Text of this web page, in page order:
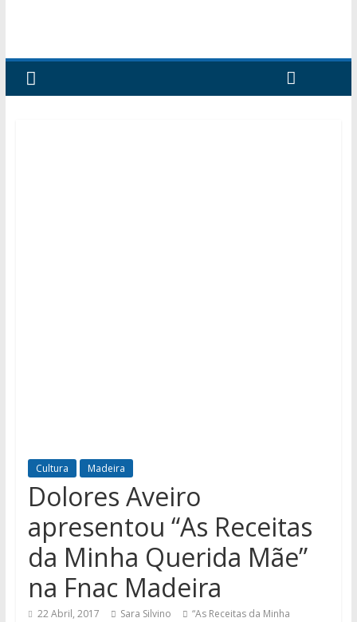
Cultura Madeira
Dolores Aveiro
apresentou “As Receitas
da Minha Querida Mãe”
na Fnac Madeira
22 Abril, 2017 Sara Silvino
“As Receitas da Minha